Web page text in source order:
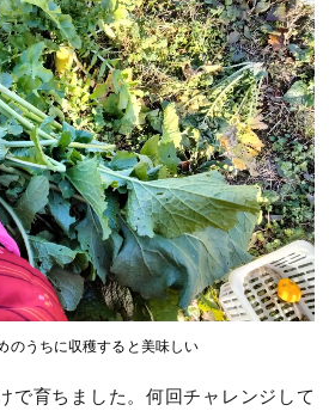
のうちに収穫すると美味しい
で育ちました。何回チャレンジして